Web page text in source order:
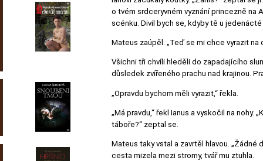
o tvém srdceryvném vyznání princezně
scénku. Divil bych se, kdyby tě u
Mateus zaúpěl. „Teď se mi chce vyrazit
Všichni tři chvíli hleděli do zapadajícího
důsledek zvířeného prachu nad krajinou.
„Opravdu bychom měli vyrazit,“ řekla.
„Má pravdu,“ řekl Ianus a vyskočil na
táboře?“ zeptal se.
Mateus taky vstal a zavrtěl hlavou. „Žádné
cesta mizela mezi stromy, tvář mu ztuhla.